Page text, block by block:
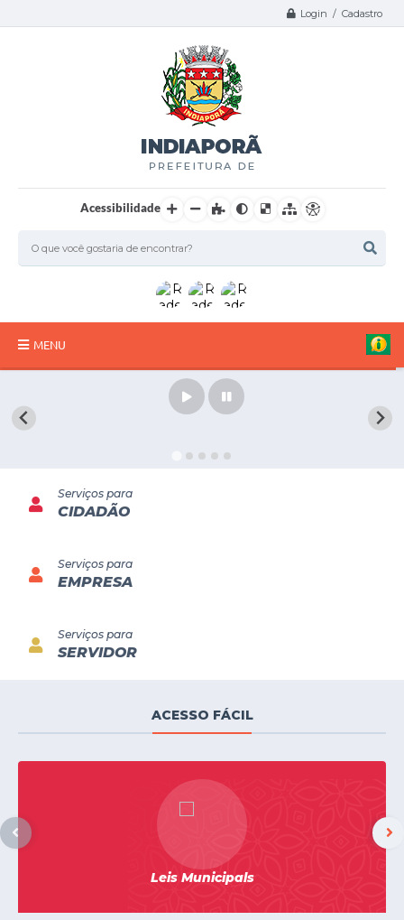
Login / Cadastro
Acessibilidade
MENU
A Prefeitura
Legislação
Atos Municipais
Expediente
Ouvidoria
Serviços para
CIDADÃO
Serviços para
EMPRESA
Serviços para
SERVIDOR
ACESSO FÁCIL
Leis Municipals